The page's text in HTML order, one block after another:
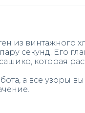
из винтажного
секунд. Его
которая
а все узоры